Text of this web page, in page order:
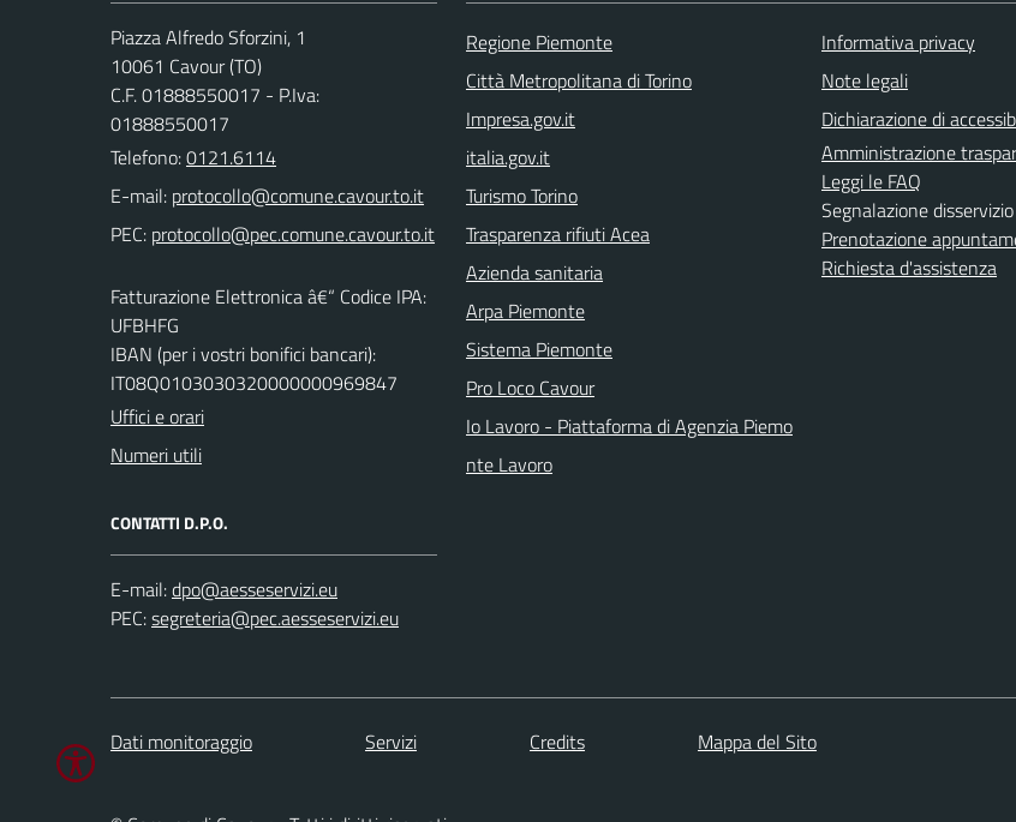
Piazza Alfredo Sforzini, 1
10061 Cavour (TO)
C.F. 01888550017 - P.Iva:
01888550017
Telefono:0121.6114
E-mail:
PEC:
Fatturazione Elettronica â€“ Codice IPA:
UFBHFG
IBAN (per i vostri bonifici bancari):
IT08Q0103030320000000969847
Uffici e orari
Numeri utili
CONTATTI D.P.O.
E-mail:
PEC:
Regione Piemonte
Città Metropolitana di Torino
Impresa.gov.it
italia.gov.it
Turismo Torino
Trasparenza rifiuti Acea
Azienda sanitaria
Arpa Piemonte
Sistema Piemonte
Pro Loco Cavour
Io Lavoro - Piattaforma di Agenzia Piemo
nte Lavoro
Informativa privacy
Note legali
Dichiarazione di
Amministrazione
Leggi le FAQ
Segnalazione disservizio
Prenotazione
Richiesta d'assistenza
Dati monitoraggio Servizi Credits Mappa del Sito